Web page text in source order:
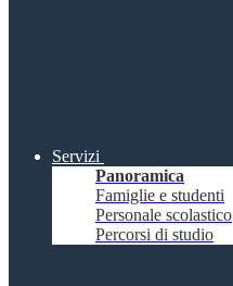
Servizi
Panoramica
Famiglie e studenti
Personale scolastico
Percorsi di studio